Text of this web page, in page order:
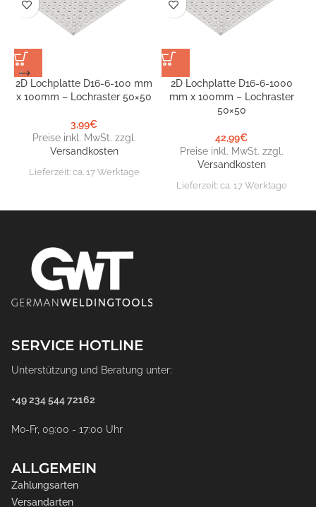
2D Lochplatte D16-6-100 mm
x 100mm – Lochraster 50×50
3,99€
Preise inkl. MwSt. zzgl.
Versandkosten
Lieferzeit: ca. 17 Werktage
2D Lochplatte D16-6-1000
mm x 100mm – Lochraster
50×50
42,99€
Preise inkl. MwSt. zzgl.
Versandkosten
Lieferzeit: ca. 17 Werktage
SERVICE HOTLINE
Unterstützung und Beratung unter:
+49 234 544 72162
Mo-Fr, 09:00 - 17:00 Uhr
ALLGEMEIN
Zahlungsarten
Versandarten